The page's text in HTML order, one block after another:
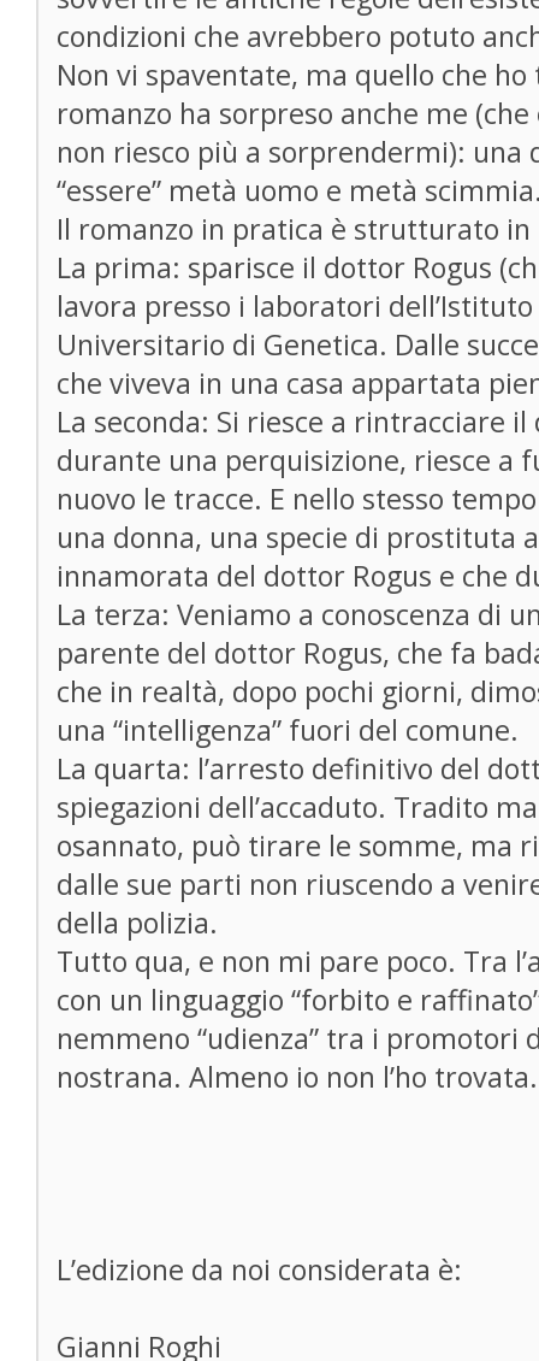
condizioni che avrebbero potuto
Non vi spaventate, ma quello che
romanzo ha sorpreso anche me
non riesco più a sorprendermi): una
“essere” metà uomo e metà
Il romanzo in pratica è strutturato
La prima: sparisce il dottor Rogus
lavora presso i laboratori
Universitario di Genetica. Dalle
che viveva in una casa appartata
La seconda: Si riesce a rintracciare
durante una perquisizione, riesce a
nuovo le tracce. E nello stesso
una donna, una specie di prostituta
innamorata del dottor Rogus e che
La terza: Veniamo a conoscenza di
parente del dottor Rogus, che fa
che in realtà, dopo pochi giorni,
una “intelligenza” fuori del comune.
La quarta: l’arresto definitivo del
spiegazioni dell’accaduto. Tradito
osannato, può tirare le somme, ma
dalle sue parti non riuscendo a
della polizia.
Tutto qua, e non mi pare poco. Tra
con un linguaggio “forbito e
nemmeno “udienza” tra i promotori
nostrana. Almeno io non l’ho
L’edizione da noi considerata è:
Gianni Roghi